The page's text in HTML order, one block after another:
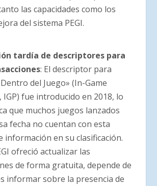
las capacidades como los
del sistema PEGI.
tardía de descriptores para
: El descriptor para
del Juego» (In-Game
IGP) fue introducido en 2018, lo
que muchos juegos lanzados
fecha no cuentan con esta
información en su clasificación.
ofreció actualizar las
de forma gratuita, depende de
informar sobre la presencia de